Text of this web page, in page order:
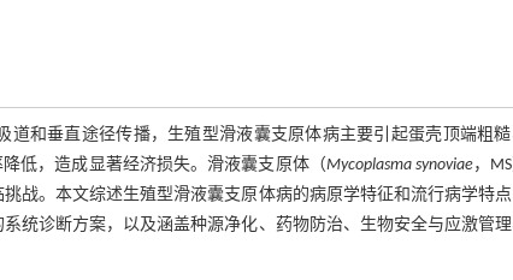
和垂直途径传播，生殖型滑液囊支原体病主要引起蛋壳顶端粗
低，造成显著经济损失。滑液囊支原体（Mycoplasma synoviae，
战。本文综述生殖型滑液囊支原体病的病原学特征和流行病学特
统诊断方案，以及涵盖种源净化、药物防治、生物安全与应激管